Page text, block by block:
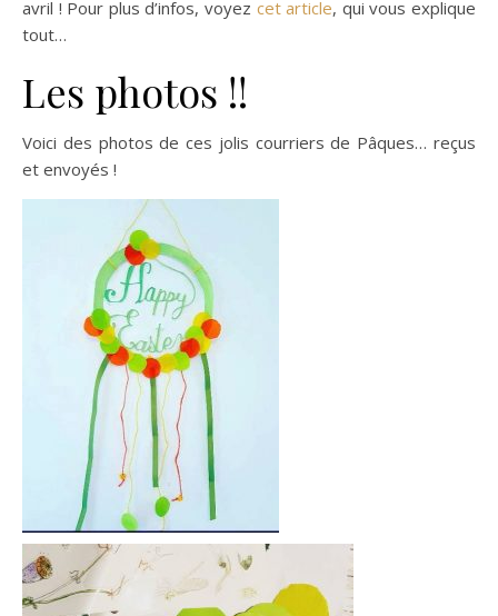
avril ! Pour plus d’infos, voyez cet article, qui vous explique
tout…
Les photos !!
Voici des photos de ces jolis courriers de Pâques… reçus
et envoyés !